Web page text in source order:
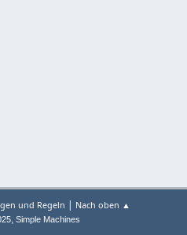
und Regeln | Nach oben ▲
, Simple Machines